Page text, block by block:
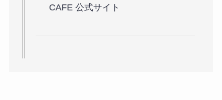
CAFE 公式サイト